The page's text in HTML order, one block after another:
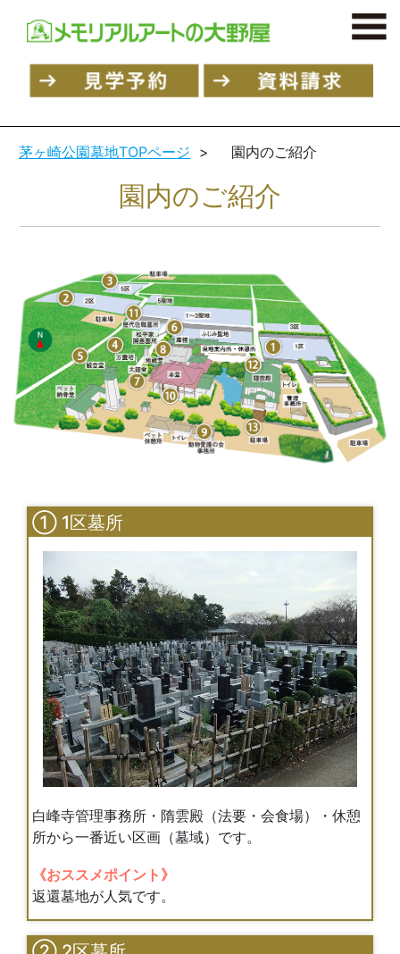
茅ヶ崎公園墓地TOPページ > 園内のご紹介
園内のご紹介
① 1区墓所
白峰寺管理事務所・隋雲殿（法要・会食場）・休憩
所から一番近い区画（墓域）です。
《おススメポイント》
返還墓地が人気です。